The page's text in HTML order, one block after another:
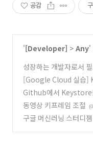
공감
'[Developer] > Any'
성장하는 개발자로서
[Google Cloud 실습
로 배포 관리 (0)
Github에서 Keystore
기(feat. Android)
(2)
동영상 키프레임 조절
구글 머신러닝 스터디